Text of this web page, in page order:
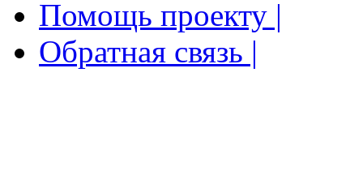
Помощь проекту |
Обратная связь |